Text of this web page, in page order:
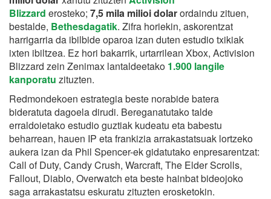
Blizzard erosteko; 7,5 mila milioi dolarordaindu zituen,
bestalde, Bethesdagatik. Zifra horiekin, askorentzat
harrigarria da ibilbide oparoa izan duten estudio txikiak
ixten ibiltzea. Ez hori bakarrik, urtarrilean Xbox, Activision
Blizzard zein Zenimax lantaldeetako 1.900 langile
kanporatu zituzten.
Redmondekoen estrategia beste norabide batera
bideratuta dagoela dirudi. Bereganatutako talde
erraldoietako estudio guztiak kudeatu eta babestu
beharrean, hauen IP eta frankizia arrakastatsuak lortzeko
aukera izan da Phil Spencer-ek gidatutako enpresarentzat:
Call of Duty, Candy Crush, Warcraft, The Elder Scrolls,
Fallout, Diablo, Overwatch eta beste hainbat bideojoko
saga arrakastatsu eskuratu zituzten erosketokin.